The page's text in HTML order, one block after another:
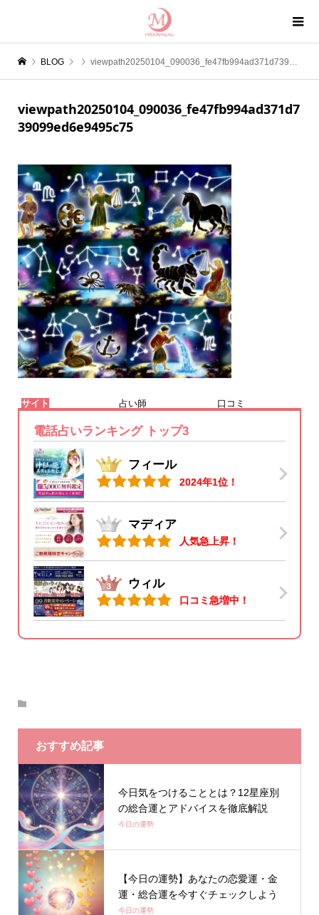
BLOG viewpath20250104_090036_fe47fb994ad371d739099ed6e9495c75
viewpath20250104_090036_fe47fb994ad371d7
39099ed6e9495c75
サイト 占い師 口コミ
電話占いランキング トップ3
フィール
2024年1位！
マディア
人気急上昇！
ウィル
口コミ急増中！
おすすめ記事
今日気をつけることとは？12星座別
の総合運とアドバイスを徹底解説
今日の運勢
【今日の運勢】あなたの恋愛運・金
運・総合運を今すぐチェックしよう
今日の運勢